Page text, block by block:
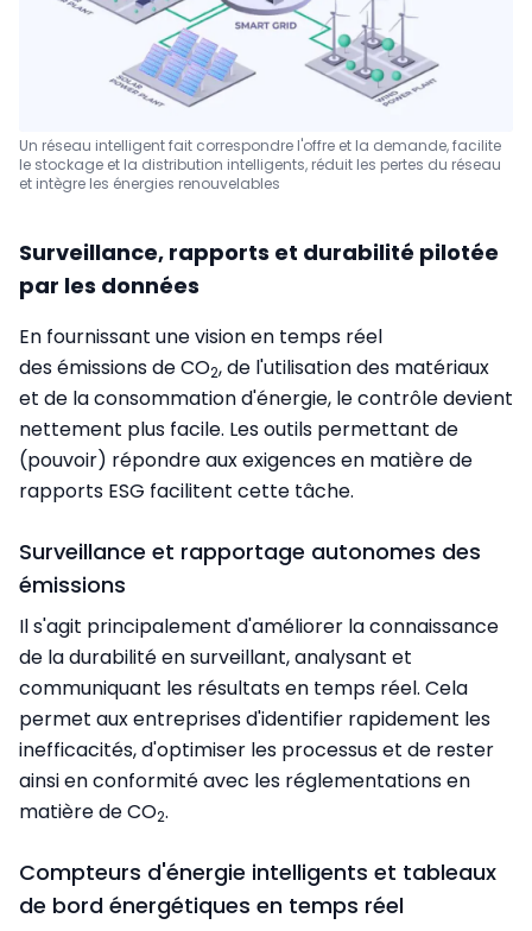
Un réseau intelligent fait correspondre l'offre et la demande, facilite
le stockage et la distribution intelligents, réduit les pertes du réseau
et intègre les énergies renouvelables
Surveillance, rapports et durabilité pilotée
par les données
En fournissant une vision en temps réel
des émissions de CO2, de l'utilisation des matériaux
et de la consommation d'énergie, le contrôle devient
nettement plus facile. Les outils permettant de
(pouvoir) répondre aux exigences en matière de
rapports ESG facilitent cette tâche.
Surveillance et rapportage autonomes des
émissions
Il s'agit principalement d'améliorer la connaissance
de la durabilité en surveillant, analysant et
communiquant les résultats en temps réel. Cela
permet aux entreprises d'identifier rapidement les
inefficacités, d'optimiser les processus et de rester
ainsi en conformité avec les réglementations en
matière de CO2.
Compteurs d'énergie intelligents et tableaux
de bord énergétiques en temps réel